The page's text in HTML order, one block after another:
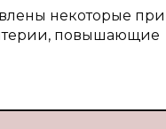
некоторые
повышающие